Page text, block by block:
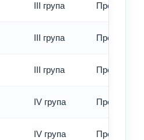
III група Превод -
III група Превод -
III група Превод -
IV група Превод -
IV група Превод -